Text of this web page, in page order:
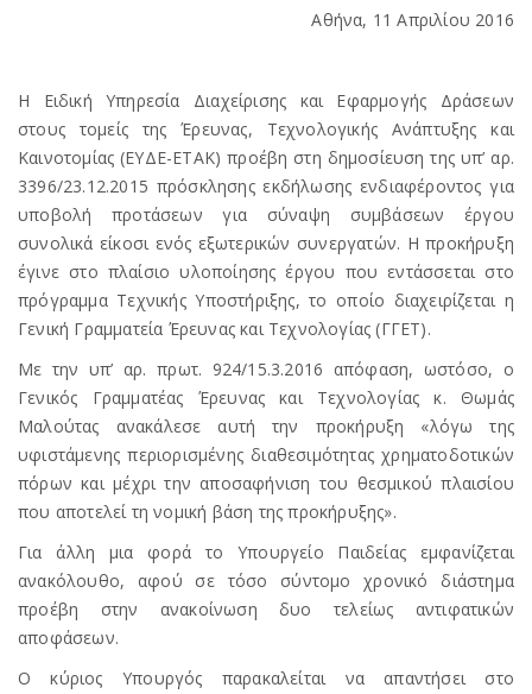
Αθήνα, 11 Απριλίου 2016
Η Ειδική Υπηρεσία Διαχείρισης και Εφαρμογής Δράσεων
στους τομείς της Έρευνας, Τεχνολογικής Ανάπτυξης και
Καινοτομίας (ΕΥΔΕ-ΕΤΑΚ) προέβη στη δημοσίευση της υπ’ αρ.
3396/23.12.2015 πρόσκλησης εκδήλωσης ενδιαφέροντος για
υποβολή προτάσεων για σύναψη συμβάσεων έργου
συνολικά είκοσι ενός εξωτερικών συνεργατών. Η προκήρυξη
έγινε στο πλαίσιο υλοποίησης έργου που εντάσσεται στο
πρόγραμμα Τεχνικής Υποστήριξης, το οποίο διαχειρίζεται η
Γενική Γραμματεία Έρευνας και Τεχνολογίας (ΓΓΕΤ).
Με την υπ’ αρ. πρωτ. 924/15.3.2016 απόφαση, ωστόσο, ο
Γενικός Γραμματέας Έρευνας και Τεχνολογίας κ. Θωμάς
Μαλούτας ανακάλεσε αυτή την προκήρυξη «λόγω της
υφιστάμενης περιορισμένης διαθεσιμότητας χρηματοδοτικών
πόρων και μέχρι την αποσαφήνιση του θεσμικού πλαισίου
που αποτελεί τη νομική βάση της προκήρυξης».
Για άλλη μια φορά το Υπουργείο Παιδείας εμφανίζεται
ανακόλουθο, αφού σε τόσο σύντομο χρονικό διάστημα
προέβη στην ανακοίνωση δυο τελείως αντιφατικών
αποφάσεων.
Ο κύριος Υπουργός παρακαλείται να απαντήσει στο